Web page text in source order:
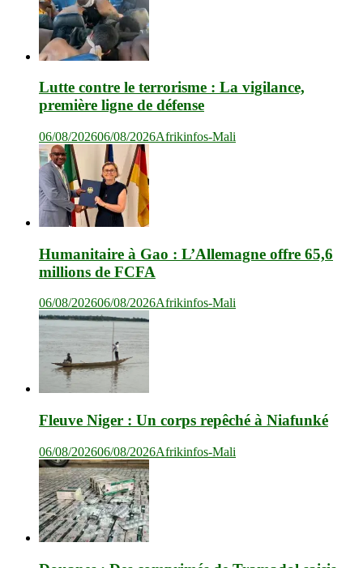
Lutte contre le terrorisme : La vigilance,
première ligne de défense
06/08/202606/08/2026Afrikinfos-Mali
Humanitaire à Gao : L’Allemagne offre 65,6
millions de FCFA
06/08/202606/08/2026Afrikinfos-Mali
Fleuve Niger : Un corps repêché à Niafunké
06/08/202606/08/2026Afrikinfos-Mali